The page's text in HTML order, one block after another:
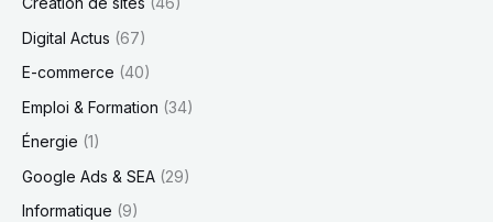
Digital Actus (67)
E-commerce (40)
Emploi & Formation (34)
Énergie (1)
Google Ads & SEA (29)
Informatique (9)